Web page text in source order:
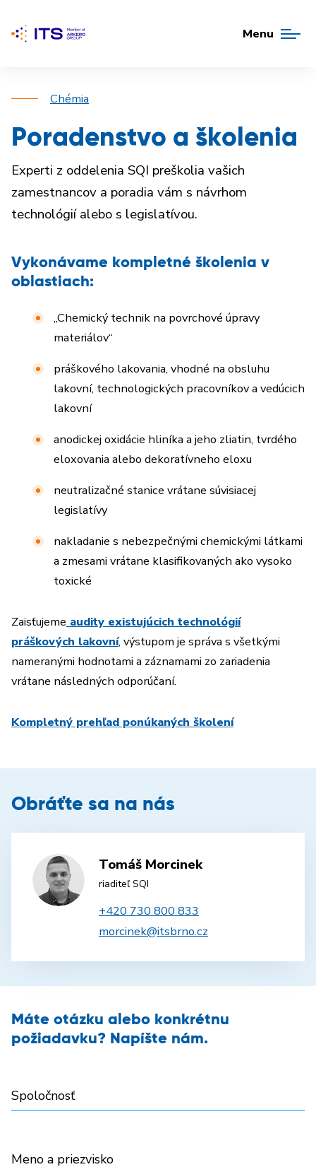
Menu
Chémia
Poradenstvo a školenia
Experti z oddelenia SQI preškolia vašich
zamestnancov a poradia vám s návrhom
technológií alebo s legislatívou.
Vykonávame kompletné školenia v
oblastiach:
„Chemický technik na povrchové úpravy
materiálov“
práškového lakovania, vhodné na obsluhu
lakovní, technologických pracovníkov a vedúcich
lakovní
anodickej oxidácie hliníka a jeho zliatin, tvrdého
eloxovania alebo dekoratívneho eloxu
neutralizačné stanice vrátane súvisiacej
legislatívy
nakladanie s nebezpečnými chemickými látkami
a zmesami vrátane klasifikovaných ako vysoko
toxické
Zaisťujeme audity existujúcich technológií
práškových lakovní, výstupom je správa s všetkými
nameranými hodnotami a záznamami zo zariadenia
vrátane následných odporúčaní.
Kompletný prehľad ponúkaných školení
Obráťte sa na nás
Tomáš Morcinek
riaditeľ SQI
+420 730 800 833
morcinek@itsbrno.cz
Máte otázku alebo konkrétnu
požiadavku? Napíšte nám.
Spoločnosť
Meno a priezvisko